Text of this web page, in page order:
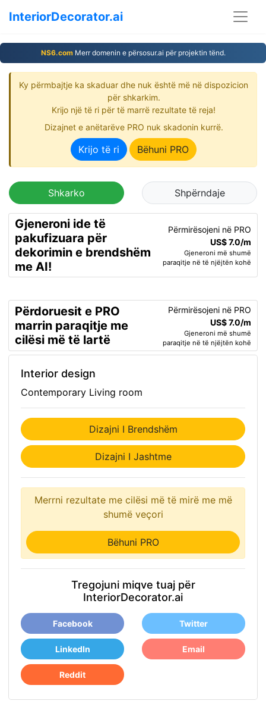
InteriorDecorator.ai
NS6.comMerr domenin e përsosur.ai për projektin tënd.
Ky përmbajtje ka skaduar dhe nuk është më në dispozicion
për shkarkim.
Krijo një të ri për të marrë rezultate të reja!
Dizajnet e anëtarëve PRO nuk skadonin kurrë.
Krijo të ri Bëhuni PRO
Shkarko Shpërndaje
Gjeneroni ide të
pakufizuara për
dekorimin e brendshëm
me AI!
Përmirësojeni në PRO
US$ 7.0/m
Gjeneroni më shumë
paraqitje në të njëjtën kohë
Përdoruesit e PRO
marrin paraqitje me
cilësi më të lartë
Përmirësojeni në PRO
US$ 7.0/m
Gjeneroni më shumë
paraqitje në të njëjtën kohë
Interior design
Contemporary Living room
Dizajni I Brendshëm
Dizajni I Jashtme
Merrni rezultate me cilësi më të mirë me më
shumë veçori
Bëhuni PRO
Tregojuni miqve tuaj për
InteriorDecorator.ai
Facebook Twitter
LinkedIn Email
Reddit